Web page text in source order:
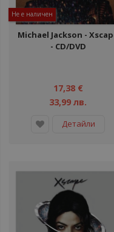
Не е наличен
Michael Jackson ‎-
- CD/DVD
17,38 €
33,99 лв.
Детайли